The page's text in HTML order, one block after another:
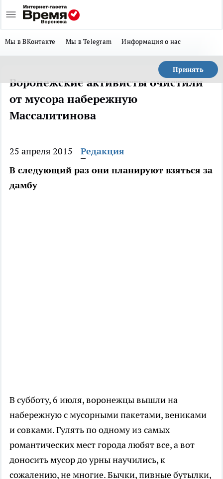
Мы в ВКонтакте Мы в Telegram Информация о нас
Принять
Воронежские активисты очистили
от мусора набережную
Массалитинова
25 апреля 2015
Редакция
В следующий раз они планируют взяться за
дамбу
В субботу, 6 июля, воронежцы вышли на
набережную с мусорными пакетами, вениками
и совками. Гулять по одному из самых
романтических мест города любят все, а вот
доносить мусор до урны научились, к
сожалению, не многие. Бычки, пивные бутылки,